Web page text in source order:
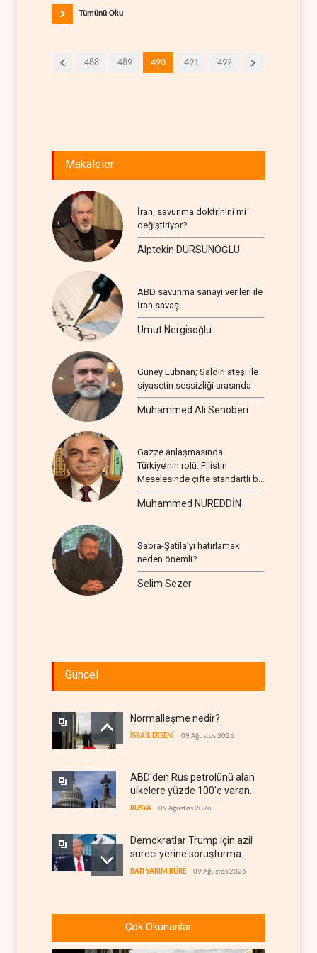
Tümünü Oku
488 489 490 491 492
Makaleler
İran, savunma doktrinini mi
değiştiriyor?
Alptekin DURSUNOĞLU
ABD savunma sanayi verileri ile
İran savaşı
Umut Nergisoğlu
Güney Lübnan; Saldırı ateşi ile
siyasetin sessizliği arasında
Muhammed Ali Senoberi
Gazze anlaşmasında
Türkiye’nin rolü: Filistin
Meselesinde çifte standartlı bir
seyir
Muhammed NUREDDİN
Sabra-Şatila’yı hatırlamak
neden önemli?
Selim Sezer
Güncel
Normalleşme nedir?
İSRAİL EKSENİ 09 Ağustos 2026
ABD'den Rus petrolünü alan
ülkelere yüzde 100'e varan
gümrük vergisi
RUSYA 09 Ağustos 2026
Demokratlar Trump için azil
süreci yerine soruşturma
hazırlıyor
BATI YARIM KÜRE 09 Ağustos 2026
Afrika'daki petrol
üreticilerine yaradı
Çok Okunanlar